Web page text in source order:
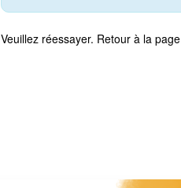
Veuillez réessayer. Retour à la page